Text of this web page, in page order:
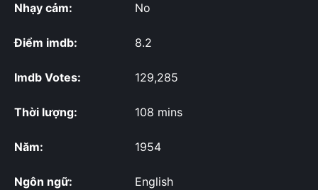
Nhạy cảm: No
Điểm imdb: 8.2
Imdb Votes: 129,285
Thời lượng: 108 mins
Năm: 1954
Ngôn ngữ: English